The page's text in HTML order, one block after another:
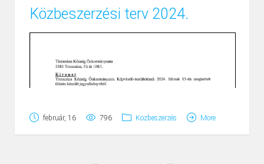
Közbeszerzési terv 2024.
február, 16 796 Közbeszerzés More